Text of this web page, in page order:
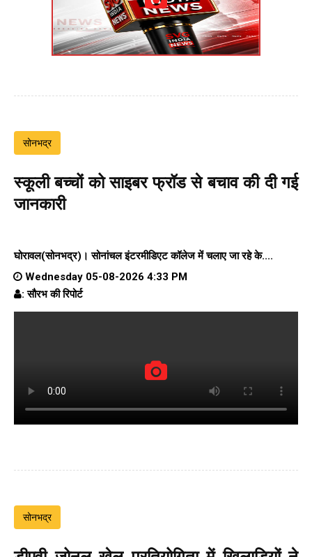
सोनभद्र
स्कूली बच्चों को साइबर फ्रॉड से बचाव की दी गई
जानकारी
घोरावल(सोनभद्र)। सोनांचल इंटरमीडिएट कॉलेजमें चलाए जा रहे के....
Wednesday 05-08-2026 4:33 PM
: सौरभ की रिपोर्ट
सोनभद्र